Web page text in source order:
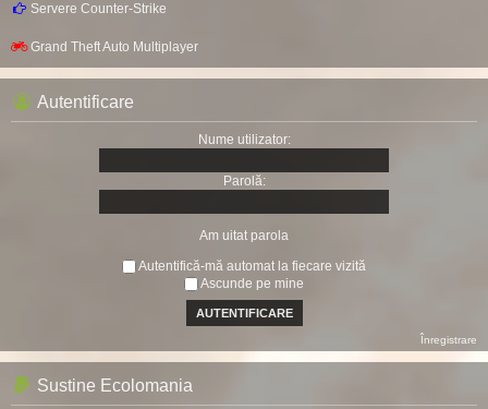
Servere Counter-Strike
Grand Theft Auto Multiplayer
Autentificare
Nume utilizator:
Parolă:
Am uitat parola
Autentifică-mă automat la fiecare vizită
Ascunde pe mine
Înregistrare
Sustine Ecolomania